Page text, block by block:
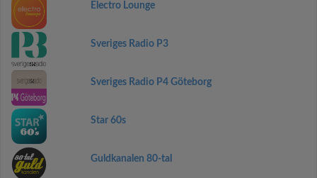
Electro Lounge
Sveriges Radio P3
Sveriges Radio P4 Göteborg
Star 60s
Guldkanalen 80-tal